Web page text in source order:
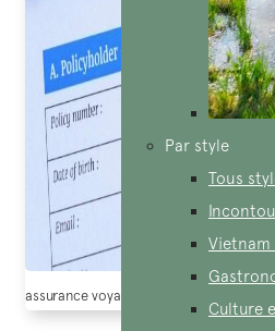
Par style
Tous
Culture
assurance voyage vietnam est